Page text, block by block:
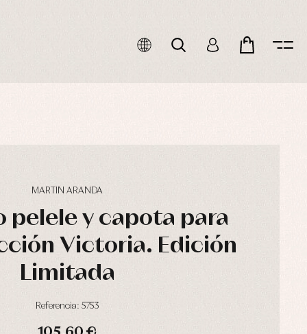
MARTIN ARANDA
pelele y capota para
Victoria. Edición
Limitada
Referencia: 5753